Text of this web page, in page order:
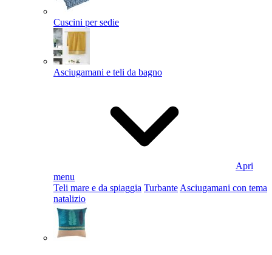
Cuscini per sedie
Asciugamani e teli da bagno
Apri
menu
Teli mare e da spiaggia Turbante Asciugamani con tema
natalizio